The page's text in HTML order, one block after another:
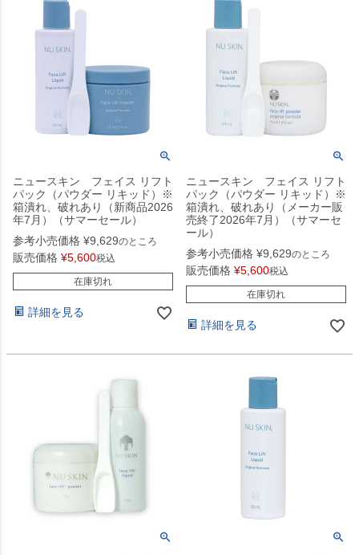
ニュースキン フェイス リフト
パック（パウダー リキッド）※
箱潰れ、破れあり（新商品2026
年7月）（サマーセール）
参考小売価格 ¥9,629のところ
販売価格 ¥5,600税込
在庫切れ
詳細を見る
ニュースキン フェイス リフト
パック（パウダー リキッド）※
箱潰れ、破れあり（メーカー販
売終了2026年7月）（サマーセ
ール）
参考小売価格 ¥9,629のところ
販売価格 ¥5,600税込
在庫切れ
詳細を見る